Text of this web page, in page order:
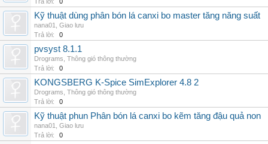
Kỹ thuật dùng phân bón lá canxi bo master tăng năng suất
nana01
Giao lưu
Trả lời:
0
pvsyst 8.1.1
Drograms Thông gió thông thường
Trả lời:
0
KONGSBERG K-Spice SimExplorer 4.8 2
Drograms Thông gió thông thường
Trả lời:
0
Kỹ thuật phun Phân bón lá canxi bo kẽm tăng đậu quả non
nana01
Giao lưu
Trả lời:
0